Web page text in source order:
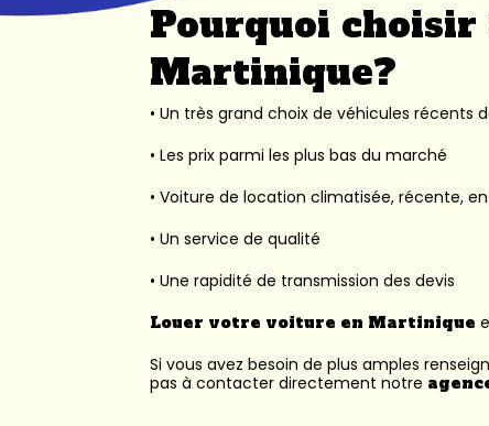
Pourquoi choisir
Martinique?
• Un très grand choix de véhicules récents
• Les prix parmi les plus bas du marché
• Voiture de location climatisée, récente,
• Un service de qualité
• Une rapidité de transmission des devis
Louer votre voiture en Martinique
Si vous avez besoin de plus amples
pas à contacter directement notre